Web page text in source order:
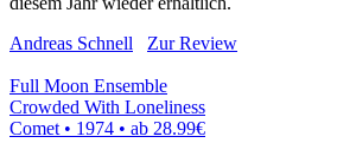
Andreas Schnell
Zur Review
Full Moon Ensemble
Crowded With Loneliness
Comet • 1974 • ab 28.99€